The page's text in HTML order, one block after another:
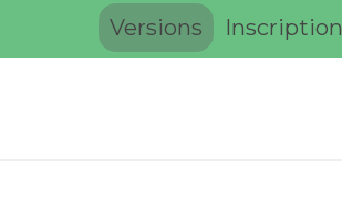
Versions Inscription